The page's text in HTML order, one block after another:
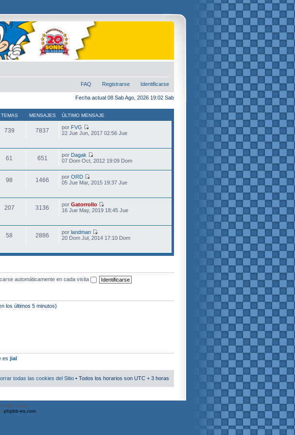
FAQ Registrarse Identificarse
Fecha actual 08 Sab Ago, 2026 19:02 Sab
TEMAS MENSAJES ÚLTIMO MENSAJE
739 7837 por FVG
22 Jue Jun, 2017 02:56 Jue
61 651 por Dagak
07 Dom Oct, 2012 19:09 Dom
98 1466 por ORD
05 Jue Mar, 2015 19:37 Jue
207 3136 por Gatorrollo
16 Jue May, 2019 18:45 Jue
58 2886 por landman
20 Dom Jul, 2014 17:10 Dom
automáticamente en cada visita
los últimos 5 minutos)
es jial
todas las cookies del Sitio • Todos los horarios son UTC + 3 horas
Group
phpbb-es.com